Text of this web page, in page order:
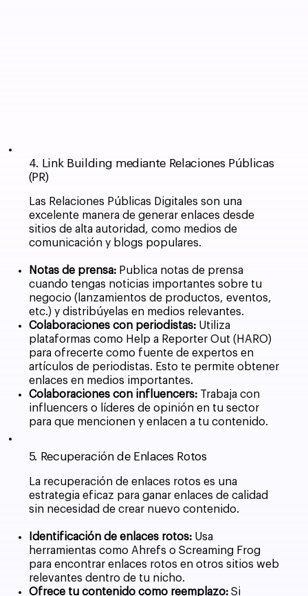
4. Link Building mediante Relaciones Públicas
(PR)
Las Relaciones Públicas Digitales son una
excelente manera de generar enlaces desde
sitios de alta autoridad, como medios de
comunicación y blogs populares.
Notas de prensa: Publica notas de prensa
cuando tengas noticias importantes sobre tu
negocio (lanzamientos de productos, eventos,
etc.) y distribúyelas en medios relevantes.
Colaboraciones con periodistas: Utiliza
plataformas como Help a Reporter Out (HARO)
para ofrecerte como fuente de expertos en
artículos de periodistas. Esto te permite obtener
enlaces en medios importantes.
Colaboraciones con influencers: Trabaja con
influencers o líderes de opinión en tu sector
para que mencionen y enlacen a tu contenido.
5. Recuperación de Enlaces Rotos
La recuperación de enlaces rotos es una
estrategia eficaz para ganar enlaces de calidad
sin necesidad de crear nuevo contenido.
Identificación de enlaces rotos:Usa
herramientas como Ahrefs o Screaming Frog
para encontrar enlaces rotos en otros sitios web
relevantes dentro de tu nicho.
Ofrece tu contenido como reemplazo: Si